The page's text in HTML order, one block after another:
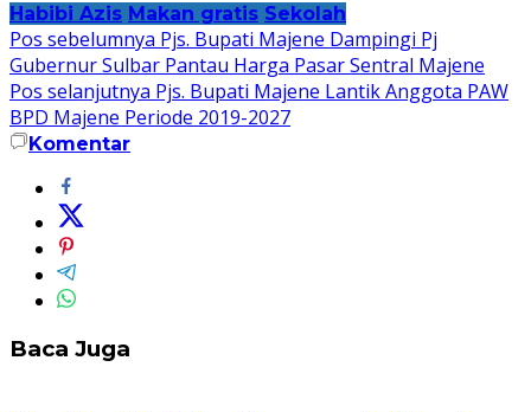
Habibi Azis Makan gratis Sekolah
Navigasi
pos
Pos sebelumnya Pjs. Bupati Majene Dampingi Pj
Gubernur Sulbar Pantau Harga Pasar Sentral Majene
Pos selanjutnya Pjs. Bupati Majene Lantik Anggota PAW
BPD Majene Periode 2019-2027
Komentar
Baca Juga